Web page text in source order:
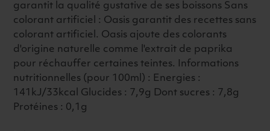
garantit la qualité gustative de ses boissons Sans
colorant artificiel : Oasis garantit des recettes sans
colorant artificiel. Oasis ajoute des colorants
d'origine naturelle comme l'extrait de paprika
pour réchauffer certaines teintes. Informations
nutritionnelles (pour 100ml) : Energies :
141kJ/33kcal Glucides : 7,9g Dont sucres : 7,8g
Protéines : 0,1g